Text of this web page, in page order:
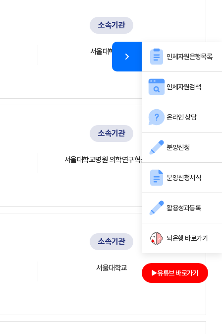
소속기관
서울대학교병원
소속기관
서울대학교병원 의학연구혁신센터
소속기관
서울대학교
인체자원은행목록
인체자원검색
온라인 상담
분양신청
분양신청서식
활용성과등록
뇌은행 바로가기
유튜브 바로가기